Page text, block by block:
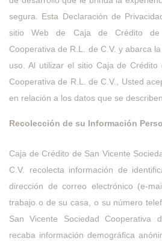
segura. Esta Declaración de
sitio Web de Caja de Crédito de
Cooperativa de R.L. de C.V. y abarca
uso. Al utilizar el sitio Caja de Crédito
Cooperativa de R.L. de C.V., Usted
en relación a los datos que se
Recolección de su Información
Caja de Crédito de San Vicente
C.V. recolecta información de
dirección de correo electrónico (e-
trabajo o de su casa, o su número
San Vicente Sociedad Cooperativa
recaba información demográfica